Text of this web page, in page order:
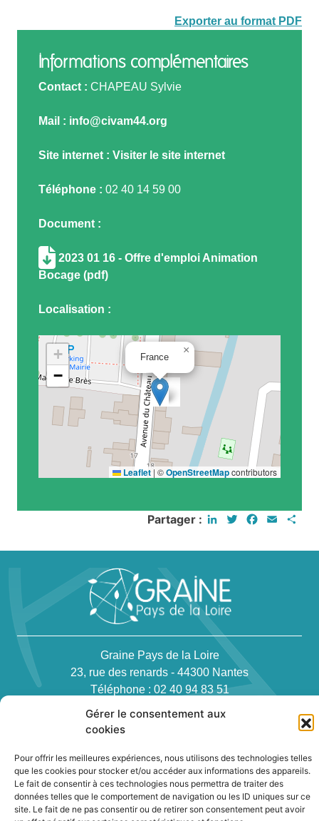
Gérer le consentement aux
cookies
Pour offrir les meilleures expériences, nous utilisons des technologies telles
que les cookies pour stocker et/ou accéder aux informations des appareils.
Le fait de consentir à ces technologies nous permettra de traiter des
données telles que le comportement de navigation ou les ID uniques sur ce
site. Le fait de ne pas consentir ou de retirer son consentement peut avoir
Exporter au format PDF
Informations complémentaires
Contact : CHAPEAU Sylvie
Mail : info@civam44.org
Site internet : Visiter le site internet
Téléphone : 02 40 14 59 00
Document :
2023 01 16 - Offre d'emploi Animation
Bocage (pdf)
Localisation :
France
×
+
−
Leaflet | ©OpenStreetMapcontributors
Partager : LinkedInTwitterFacebook
Email
Graine Pays de la Loire
23, rue des renards - 44300 Nantes
Téléphone : 02 40 94 83 51
Newsletter